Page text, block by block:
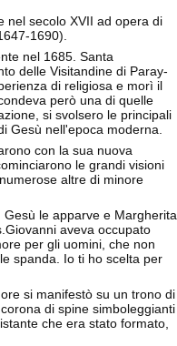
nel secolo XVII ad opera di
1690).
nel 1685. Santa
delle Visitandine di Paray-
di religiosa e morì il
però una di quelle
si svolsero le principali
Gesù nell'epoca moderna.
con la sua nuova
le grandi visioni
altre di minore
le apparve e Margherita
aveva occupato
per gli uomini, che non
spanda. Io ti ho scelta per
si manifestò su un trono di
di spine simboleggianti
che era stato formato,